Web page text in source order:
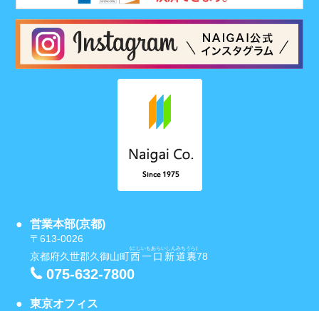
営業本部(京都)
〒613-0026
京都府久世郡久御山町西一口新道裏
(にしいもあらいしんみちうら)
78
075-632-7800
東京オフィス